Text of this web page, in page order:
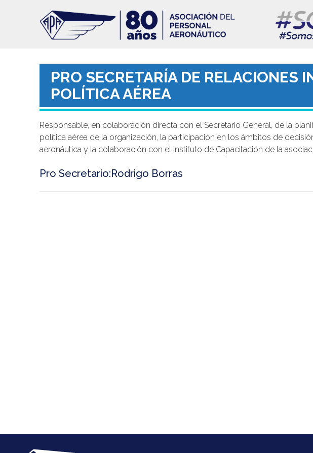
PRO SECRETARÍA DE RELACIONES
POLÍTICA AÉREA
Responsable, en colaboración directa con el Secretario General, de la
política aérea de la organización, la participación en los ámbitos de
aeronáutica y la colaboración con el Instituto de Capacitación de la
Pro Secretario:Rodrigo Borras